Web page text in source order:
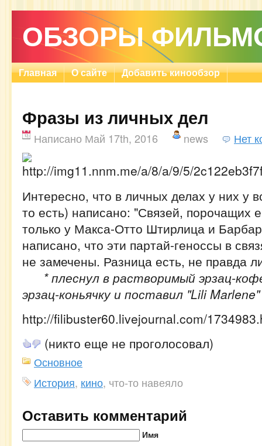
ОБЗОРЫ
Главная О сайте Добавить кинообзор
Фразы из личных дел
Написано Май 17th, 2016 news Нет
Интересно, что в личных делах у них у
то есть) написано: "Связей, порочащих
только у Макса-Отто Штирлица и
написано, что эти партай-геноссы в
не замечены. Разница есть, не правда
* плеснул в растворимый эрзац-
эрзац-коньячку и поставил "Lili Marlene"
http://filibuster60.livejournal.com/
(никто еще не проголосовал)
Основное
История, кино, что-то навеяло
Оставить комментарий
Имя